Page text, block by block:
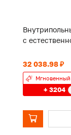
с
32 038.98 ₽
+ 3204